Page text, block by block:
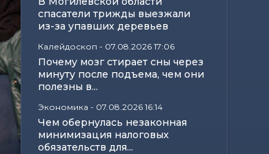
спасатели трижды выезжали
из-за упавших деревьев
Калейдоскоп - 07.08.2026 17:06
Почему мозг стирает сны через
минуту после подъема, чем они
полезны в...
Экономика - 07.08.2026 16:14
Чем обернулась незаконная
минимизация налоговых
обязательств для...